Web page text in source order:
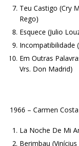
Teu Castigo (Cry
Rego)
Esquece (Julio
Incompatibilidade
Em Outras
Vrs. Don Madrid)
1966 – Carmen
La Noche De Mi
Berimbau